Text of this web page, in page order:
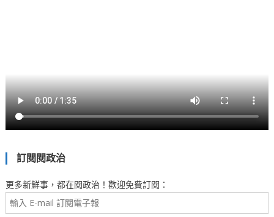
訂閱閱政治
更多新鮮事，都在閱政治！歡迎免費訂閱：